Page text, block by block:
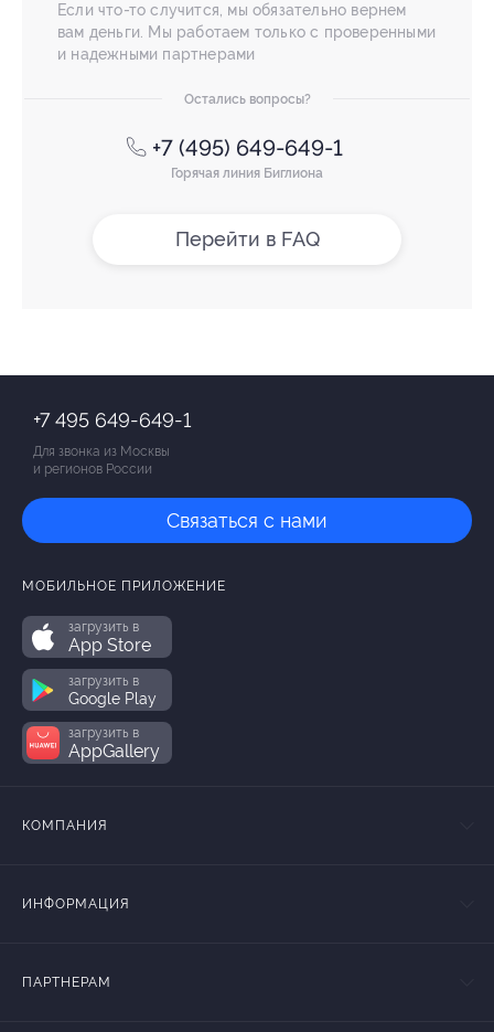
Если что-то случится, мы обязательно вернем
вам деньги. Мы работаем только с проверенными
и надежными партнерами
Остались вопросы?
+7 (495) 649-649-1
Горячая линия Биглиона
Перейти в FAQ
+7 495 649-649-1
Для звонка из Москвы
и регионов России
Связаться с нами
МОБИЛЬНОЕ ПРИЛОЖЕНИЕ
загрузить в
App Store
загрузить в
Google Play
загрузить в
AppGallery
КОМПАНИЯ
ИНФОРМАЦИЯ
ПАРТНЕРАМ